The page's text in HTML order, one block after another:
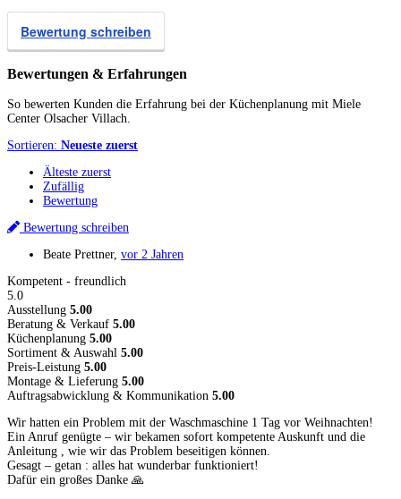
Bewertung schreiben
Bewertungen & Erfahrungen
So bewerten Kunden die Erfahrung bei der Küchenplanung mit Miele
Center Olsacher Villach.
Sortieren: Neueste zuerst
Älteste zuerst
Zufällig
Bewertung
Bewertung schreiben
Beate Prettner, vor 2 Jahren
Kompetent - freundlich
5.0
Ausstellung 5.00
Beratung & Verkauf 5.00
Küchenplanung 5.00
Sortiment & Auswahl 5.00
Preis-Leistung 5.00
Montage & Lieferung 5.00
Auftragsabwicklung & Kommunikation 5.00
Wir hatten ein Problem mit der Waschmaschine 1 Tag vor Weihnachten!
Ein Anruf genügte – wir bekamen sofort kompetente Auskunft und die
Anleitung , wie wir das Problem beseitigen können.
Gesagt – getan : alles hat wunderbar funktioniert!
Dafür ein großes Danke 🙏